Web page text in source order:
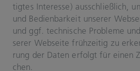
tig­tes In­ter­es­se) aus­schließ­lich,
und Be­dien­bar­keit un­se­rer
und ggf. tech­ni­sche Pro­ble­me
se­rer Web­sei­te früh­zei­tig zu
rung der Daten er­folgt für einen
chen.